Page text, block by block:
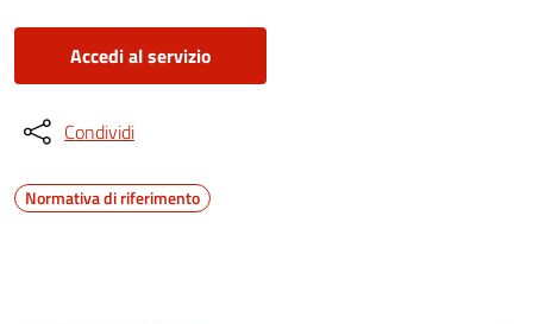
Accedi al servizio
Condividi
Normativa di riferimento